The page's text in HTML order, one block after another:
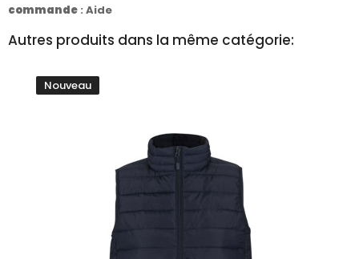
commande : Aide
Autres produits dans la même catégorie:
Nouveau